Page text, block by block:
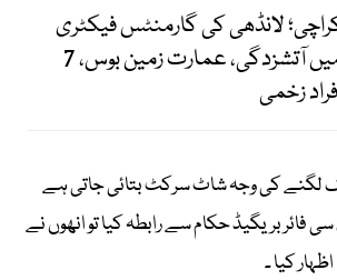
لانڈھی کی گارمنٹس فیکٹری
میں آتشزدگی، عمارت زمین بوس، 7
زخمی
آگ لگنے کی وجہ شاٹ سرکٹ بتائی جاتی ہے
فائر بریگیڈ حکام سے رابطہ کیا تو انھوں نے
کیا ۔